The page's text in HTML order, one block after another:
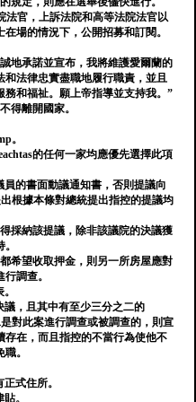
法官，上訴法院和高等法院法官以
場的情況下，公開招募和訂閱。
地承諾並宣布，我將維護愛爾蘭的
法律忠實盡職地履行職責，並且
和福祉。願上帝指導並支持我。”
得離開國家。
。
的任何一家均應優先選擇此項
的書面動議通知書，否則提議向
根據本條對總統提出指控的提議均
採納該提議，除非該議院的決議獲
希望收取押金，則另一所房屋應對
調查。
議，且其中有至少三分之二的
對此案進行調查或被調查的，則宣
在，而且指控的不當行為使他不
。
式住所。
。